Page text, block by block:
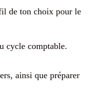
de ton choix pour le
cycle comptable.
ainsi que préparer